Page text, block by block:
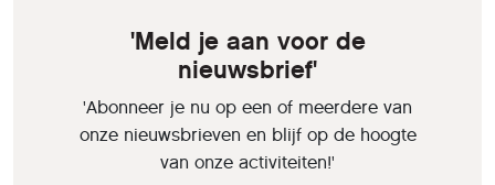
'Meld je aan voor de
nieuwsbrief'
'Abonneer je nu op een of meerdere van
onze nieuwsbrieven en blijf op de hoogte
van onze activiteiten!'